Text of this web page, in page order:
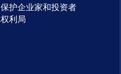
保护企业家和投资者
权利局